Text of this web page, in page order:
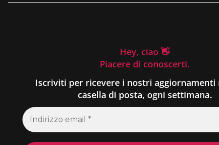
Hey, ciao 👋
Piacere di conoscerti.
Iscriviti per ricevere i nostri aggiornamenti
casella di posta, ogni settimana.